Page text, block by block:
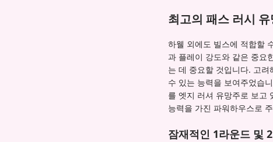
최고의 패스 러시
하웰 외에도 빌스에 적합할
과 플레이 강도와 같은 중요
는 데 중요할 것입니다. 고
수 있는 능력을 보여주었습
를 엣지 러셔 유망주로 보고
능력을 가진 파워하우스로
잠재적인 1라운드 및